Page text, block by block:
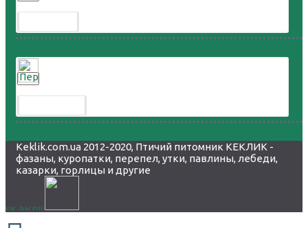
Keklik.com.ua 2012-2020, Птичий питомник КЕКЛИК -
фазаны, куропатки, перепел, утки, павлины, лебеди,
казарки, горлицы и другие